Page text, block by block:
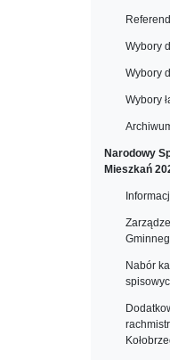
Wybory
Wybory
Wybory
Narodowy
Mieszkań
Nabór